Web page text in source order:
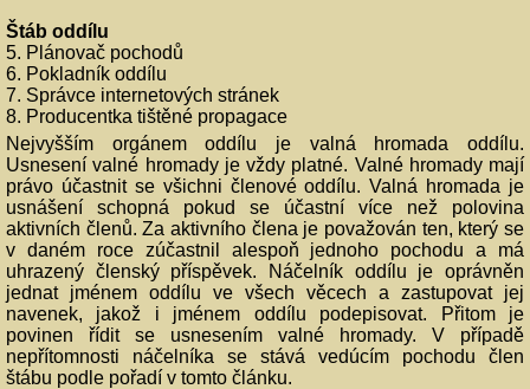
Štáb oddílu
5. Plánovač pochodů
6. Pokladník oddílu
7. Správce internetových stránek
8. Producentka tištěné propagace
Nejvyšším orgánem oddílu je valná hromada oddílu.
Usnesení valné hromady je vždy platné. Valné hromady mají
právo účastnit se všichni členové oddílu. Valná hromada je
usnášení schopná pokud se účastní více než polovina
aktivních členů. Za aktivního člena je považován ten, který se
v daném roce zúčastnil alespoň jednoho pochodu a má
uhrazený členský příspěvek. Náčelník oddílu je oprávněn
jednat jménem oddílu ve všech věcech a zastupovat jej
navenek, jakož i jménem oddílu podepisovat. Přitom je
povinen řídit se usnesením valné hromady. V případě
nepřítomnosti náčelníka se stává vedúcím pochodu člen
štábu podle pořadí v tomto článku.